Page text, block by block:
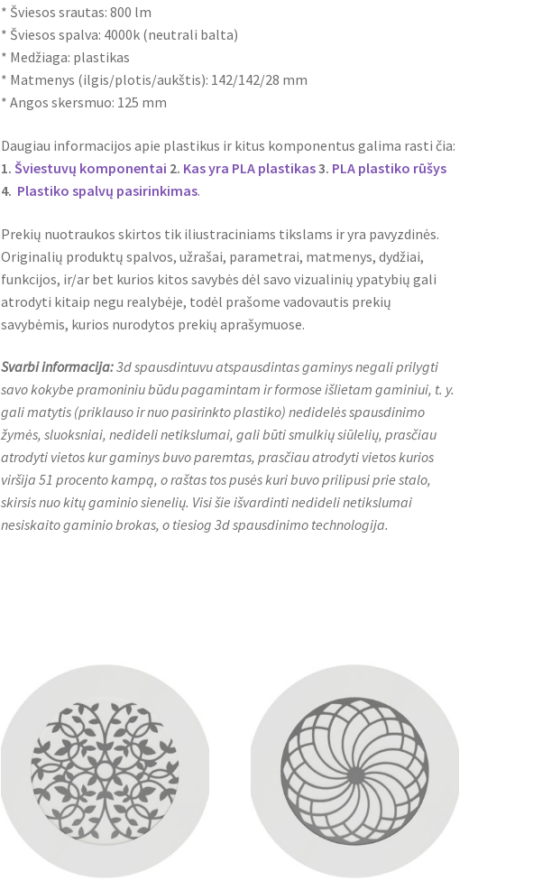
* Šviesos srautas: 800 lm
* Šviesos spalva: 4000k (neutrali balta)
* Medžiaga: plastikas
* Matmenys (ilgis/plotis/aukštis): 142/142/28 mm
* Angos skersmuo: 125 mm
Daugiau informacijos apie plastikus ir kitus komponentus galima rasti čia:
1. Šviestuvų komponentai 2. Kas yra PLA plastikas3. PLA plastiko rūšys
4. Plastiko spalvų pasirinkimas.
Prekių nuotraukos skirtos tik iliustraciniams tikslams ir yra pavyzdinės.
Originalių produktų spalvos, užrašai, parametrai, matmenys, dydžiai,
funkcijos, ir/ar bet kurios kitos savybės dėl savo vizualinių ypatybių gali
atrodyti kitaip negu realybėje, todėl prašome vadovautis prekių
savybėmis, kurios nurodytos prekių aprašymuose.
Svarbi informacija:3d spausdintuvu atspausdintas gaminys negali prilygti
savo kokybe pramoniniu būdu pagamintam ir formose išlietam gaminiui, t. y.
gali matytis (priklauso ir nuo pasirinkto plastiko) nedidelės spausdinimo
žymės, sluoksniai, nedideli netikslumai, gali būti smulkių siūlelių, prasčiau
atrodyti vietos kur gaminys buvo paremtas, prasčiau atrodyti vietos kurios
viršija 51 procento kampą, o raštas tos pusės kuri buvo prilipusi prie stalo,
skirsis nuo kitų gaminio sienelių. Visi šie išvardinti nedideli netikslumai
nesiskaito gaminio brokas, o tiesiog 3d spausdinimo technologija.